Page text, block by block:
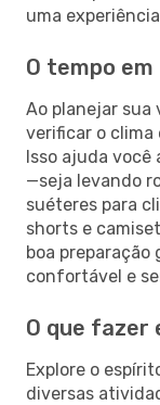
uma
O tempo
Ao planejar sua
verificar o clima
Isso ajuda você
—seja levando
suéteres para
shorts e
boa preparação
confortável e
O que fazer
Explore o
diversas